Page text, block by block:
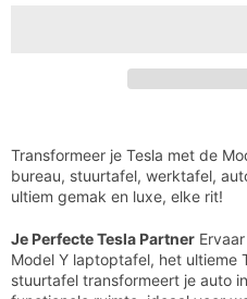
Nederland/België
|
Comfortabel
&amp;
Nederland/België
|
Comfortabel
&amp;
Transformeer je Tesla met de
bureau, stuurtafel, werktafel,
ultiem gemak en luxe, elke rit!
Je Perfecte Tesla Partner
Model Y laptoptafel, het ultieme
stuurtafel transformeert je auto